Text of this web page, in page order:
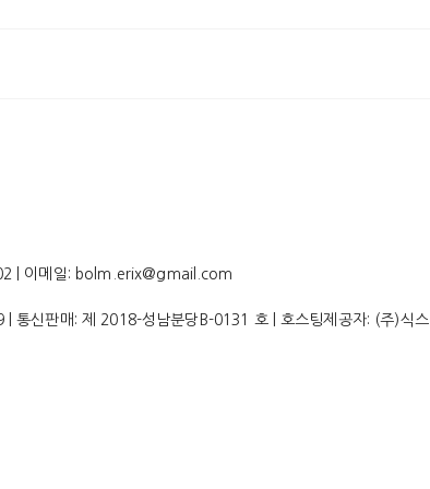
| 이메일: bolm.erix@gmail.com
| 통신판매: 제 2018-성남분당B-0131 호| 호스팅제공자: (주)식